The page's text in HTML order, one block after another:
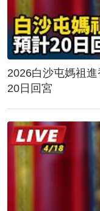
2026白沙屯媽祖
20日回宮